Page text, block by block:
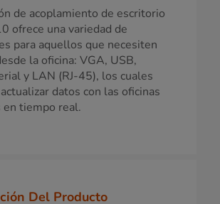
de acoplamiento de escritorio
ofrece una variedad de
para aquellos que necesiten
la oficina: VGA, USB,
y LAN (RJ-45), los cuales
datos con las oficinas
en tiempo real.
Del Producto